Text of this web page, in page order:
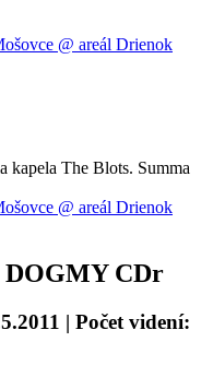
@ areál Drienok
kapela The Blots. Summa
@ areál Drienok
CDr
| Počet videní: